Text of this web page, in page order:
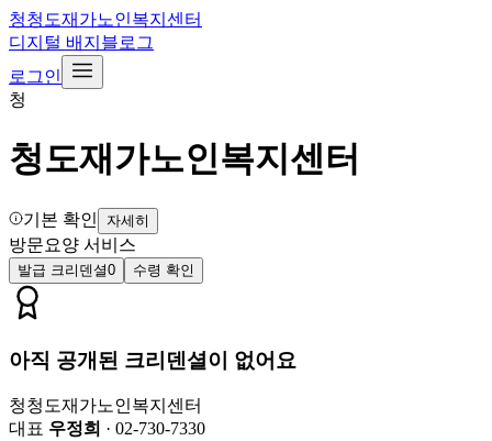
청청도재가노인복지센터
디지털 배지 블로그
로그인
청
청도재가노인복지센터
기본 확인 자세히
방문요양 서비스
발급 크리덴셜0 수령 확인
아직 공개된 크리덴셜이 없어요
청청도재가노인복지센터
대표 우정희 · 02-730-7330